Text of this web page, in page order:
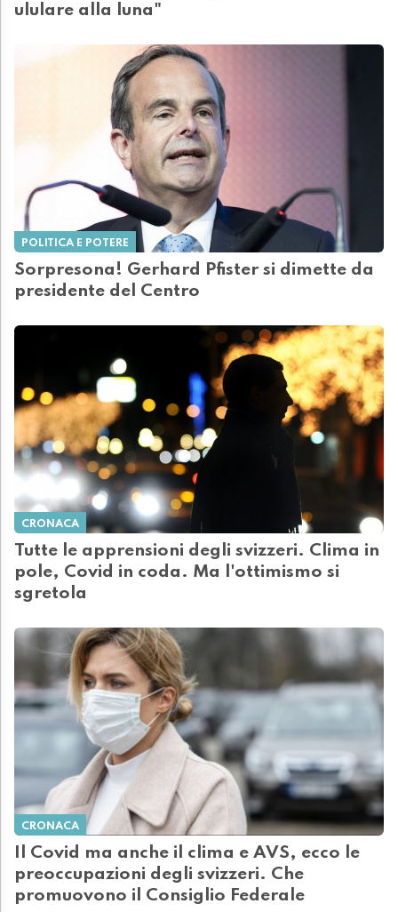
ululare alla luna"
POLITICA E POTERE
Sorpresona! Gerhard Pfister si dimette da
presidente del Centro
CRONACA
Tutte le apprensioni degli svizzeri. Clima in
pole, Covid in coda. Ma l'ottimismo si
sgretola
CRONACA
Il Covid ma anche il clima e AVS, ecco le
preoccupazioni degli svizzeri. Che
promuovono il Consiglio Federale